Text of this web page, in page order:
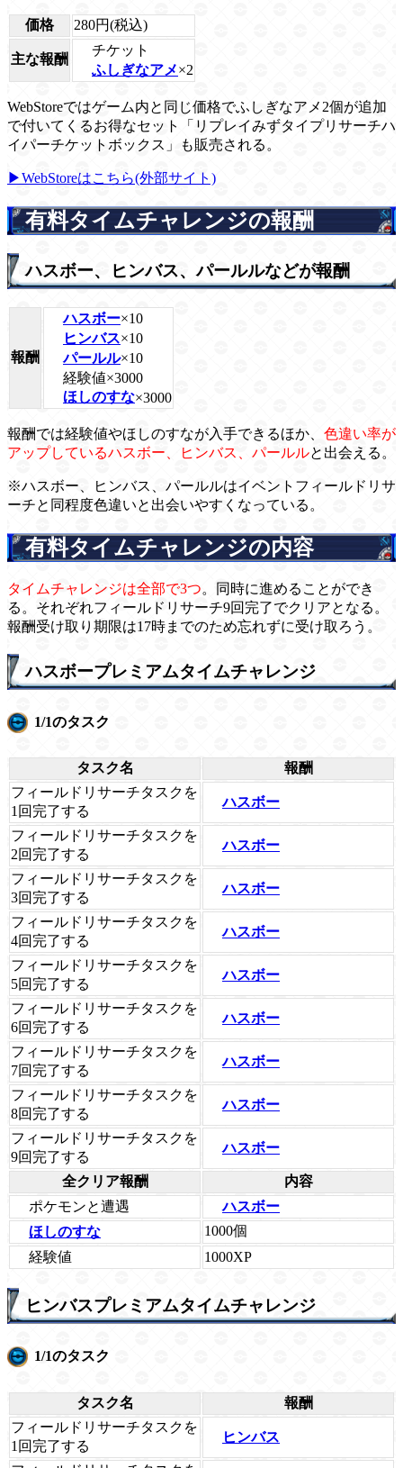
価格 280円(税込)
主な報酬
チケット
ふしぎなアメ×2
WebStoreではゲーム内と同じ価格でふしぎなアメ2個が追加
で付いてくるお得なセット「リプレイみずタイプリサーチハ
イパーチケットボックス」も販売される。
▶WebStoreはこちら(外部サイト)
有料タイムチャレンジの報酬
ハスボー、ヒンバス、パールルなどが報酬
報酬
ハスボー×10
ヒンバス×10
パールル×10
経験値×3000
ほしのすな×3000
報酬では経験値やほしのすなが入手できるほか、 色違い率が
アップしているハスボー、ヒンバス、パールルと出会える。
※ハスボー、ヒンバス、パールルはイベントフィールドリサ
ーチと同程度色違いと出会いやすくなっている。
有料タイムチャレンジの内容
タイムチャレンジは全部で3つ。同時に進めることができ
る。それぞれフィールドリサーチ9回完了でクリアとなる。
報酬受け取り期限は17時までのため忘れずに受け取ろう。
ハスボープレミアムタイムチャレンジ
1/1のタスク
タスク名
報酬
フィールドリサーチタスクを
1回完了する
ハスボー
フィールドリサーチタスクを
2回完了する
ハスボー
フィールドリサーチタスクを
3回完了する
ハスボー
フィールドリサーチタスクを
4回完了する
ハスボー
フィールドリサーチタスクを
5回完了する
ハスボー
フィールドリサーチタスクを
6回完了する
ハスボー
フィールドリサーチタスクを
7回完了する
ハスボー
フィールドリサーチタスクを
8回完了する
ハスボー
フィールドリサーチタスクを
9回完了する
ハスボー
全クリア報酬
内容
ポケモンと遭遇
ハスボー
ほしのすな
1000個
経験値
1000XP
ヒンバスプレミアムタイムチャレンジ
1/1のタスク
タスク名
報酬
フィールドリサーチタスクを
1回完了する
ヒンバス